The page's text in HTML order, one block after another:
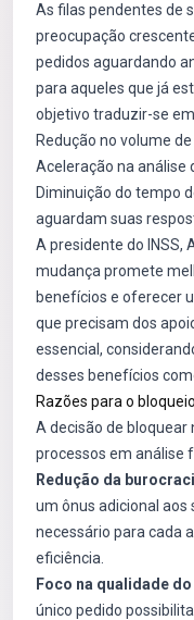
As filas pendentes de
preocupação
pedidos aguardando
para aqueles que já
objetivo traduzir-se
Redução no volume
Aceleração na análise
Diminuição do tempo
aguardam suas
A presidente do INSS,
mudança promete
benefícios e oferecer
que precisam dos
essencial,
desses benefícios
Razões para o
A decisão de
processos em análise
Redução da
um ônus adicional
necessário para cada
eficiência.
Foco na qualidade
único pedido